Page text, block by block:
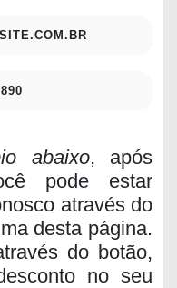
abaixo, após
pode estar
através do
desta página.
do botão,
no seu